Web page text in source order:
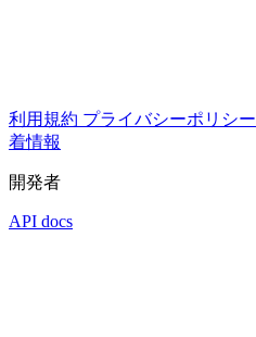
利用規約 プライバシーポリシー
着情報
開発者
API docs